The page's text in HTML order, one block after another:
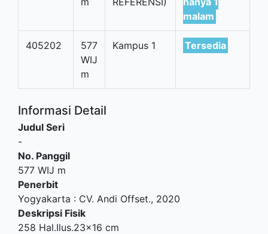
malam
405202
577
WIJ
m
Kampus 1 Tersedia
Informasi Detail
Judul Seri
-
No. Panggil
577 WIJ m
Penerbit
Yogyakarta : CV. Andi Offset., 2020
Deskripsi Fisik
258 Hal.Ilus.23x16 cm